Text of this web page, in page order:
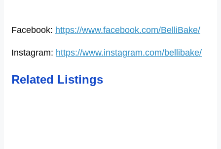
Facebook: https://www.facebook.com/BelliBake/
Instagram: https://www.instagram.com/bellibake/
Related Listings